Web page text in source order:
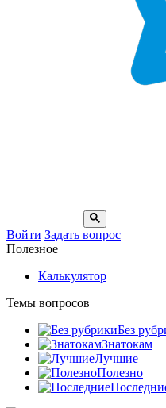
Войти Задать вопрос
Полезное
Калькулятор
Темы вопросов
Без
Знатокам
Лучшие
Полезно